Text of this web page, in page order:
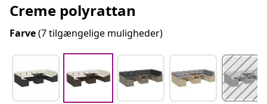
Creme polyrattan
Farve(7 tilgængelige muligheder)